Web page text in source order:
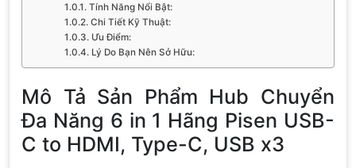
Tính Năng Nổi Bật:
Chi Tiết Kỹ Thuật:
Ưu Điểm:
Lý Do Bạn Nên Sở Hữu:
Mô Tả Sản Phẩm Hub Chuyển
Đa Năng 6 in 1 Hãng Pisen USB-
C to HDMI, Type-C, USB x3